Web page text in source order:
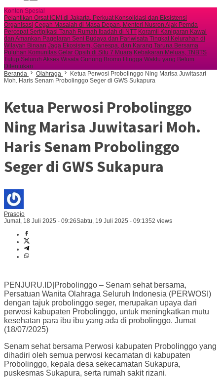
Konten Spesial
Pelantikan Orsat ICMI di Jakarta, Perkuat Konsolidasi dan Eksistensi
Organisasi Cegah Masalah di Masa Depan, Menteri Nusron Ajak Pemda
Percepat Sertipikasi Tanah Rumah Ibadah di NTT Koramil Kanigaran Kawal
dan Amankan Pagelaran Seni Budaya dan Pariwisata Tingkat Kelurahan di
Wilayah Binaan Jaga Ekosistem, Ganespa, dan Karang Taruna Bersama
Puluhan Komunitas Gelar Opsih di Situ 7 Muara Kebakaran Meluas, TNBTS
Tutup Seluruh Akses Wisata Gunung Bromo Hingga Waktu yang Belum
Ditentukan
Beranda
Olahraga
Ketua Perwosi Probolinggo Ning Marisa Juwitasari
Moh. Haris Senam Probolinggo Seger di GWS Sukapura
Ketua Perwosi Probolinggo
Ning Marisa Juwitasari Moh.
Haris Senam Probolinggo
Seger di GWS Sukapura
Prasojo
Jumat, 18 Juli 2025 - 09:26Sabtu, 19 Juli 2025 - 09:1352 views
PENJURU.ID|Probolinggo – Senam sehat bersama,
Persatuan Wanita Olahraga Seluruh Indonesia (PERWOSI)
dengan tajuk probolinggo seger, merupakan upaya dari
perwosi kabupaten Probolinggo, untuk meningkatkan mutu
kesehatan para ibu ibu yang ada di probolinggo. Jumat
(18/07/2025)
Senam sehat bersama Perwosi kabupaten Probolinggo yang
dihadiri oleh semua perwosi kecamatan di kabupaten
Probolinggo, kepala desa sekecamatan Sukapura,
puskesmas Sukapura, serta rumah sakit rizani.